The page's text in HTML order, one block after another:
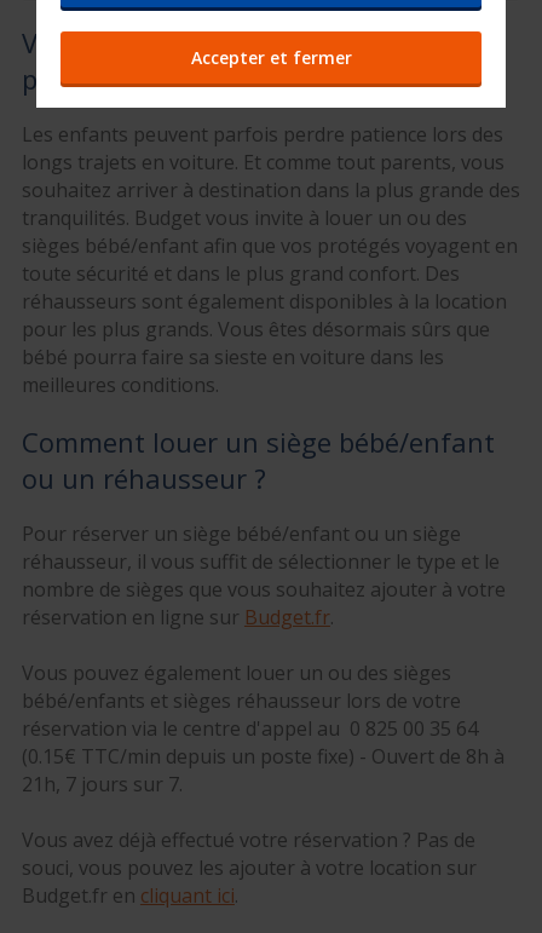
Voyagez en toute sécurité et dans le
plus grand confort
Les enfants peuvent parfois perdre patience lors des
longs trajets en voiture. Et comme tout parents, vous
souhaitez arriver à destination dans la plus grande des
tranquilités. Budget vous invite à louer un ou des
sièges bébé/enfant afin que vos protégés voyagent en
toute sécurité et dans le plus grand confort. Des
réhausseurs sont également disponibles à la location
pour les plus grands. Vous êtes désormais sûrs que
bébé pourra faire sa sieste en voiture dans les
meilleures conditions.
Comment louer un siège bébé/enfant
ou un réhausseur ?
Pour réserver un siège bébé/enfant ou un siège
réhausseur, il vous suffit de sélectionner le type et le
nombre de sièges que vous souhaitez ajouter à votre
réservation en ligne sur Budget.fr.
Vous pouvez également louer un ou des sièges
bébé/enfants et sièges réhausseur lors de votre
réservation via le centre d'appel au 0 825 00 35 64
(0.15€ TTC/min depuis un poste fixe) - Ouvert de 8h à
21h, 7 jours sur 7.
Vous avez déjà effectué votre réservation ? Pas de
souci, vous pouvez les ajouter à votre location sur
Budget.fr en cliquant ici.
Accepter et fermer